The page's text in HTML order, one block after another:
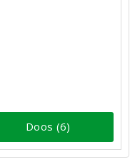
Doos (6)